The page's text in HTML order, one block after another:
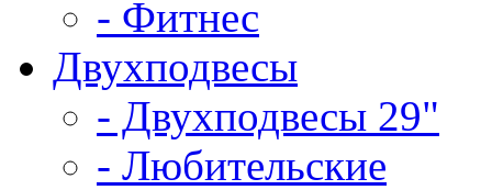
- Фитнес
Двухподвесы
- Двухподвесы 29"
- Любительские